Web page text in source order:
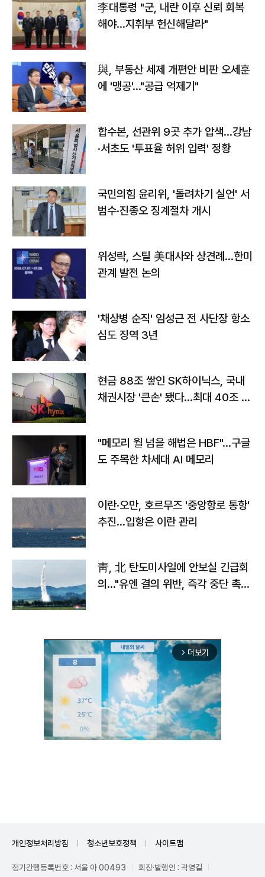
李대통령 "군, 내란 이후 신뢰 회복
해야…지휘부 헌신해달라"
與, 부동산 세제 개편안 비판 오세훈
에 '맹공'…"공급 억제기"
합수본, 선관위 9곳 추가 압색…강남
·서초도 '투표율 허위 입력' 정황
국민의힘 윤리위, '돌려차기 실언' 서
범수·진종오 징계절차 개시
위성락, 스틸 美대사와 상견례…한미
관계 발전 논의
'채상병 순직' 임성근 전 사단장 항소
심도 징역 3년
현금 88조 쌓인 SK하이닉스, 국내
채권시장 '큰손' 됐다…최대 40조 투
"메모리 월 넘을 해법은 HBF"…구글
도 주목한 차세대 AI 메모리
이란·오만, 호르무즈 '중앙항로 통항'
추진…입항은 이란 관리
靑, 北 탄도미사일에 안보실 긴급회
의…"유엔 결의 위반, 즉각 중단 촉
arrow_forward_ios 더보기
개인정보처리방침 청소년보호정책 사이트맵
정기간행등록번호 : 서울 아 00493 회장·발행인 : 곽영길